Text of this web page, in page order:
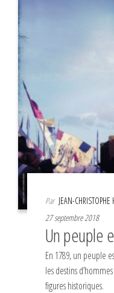
Par JEAN-CHRISTOPHE
27 septembre 2018
Un peuple
En 1789, un peuple
les destins
figures historiques.